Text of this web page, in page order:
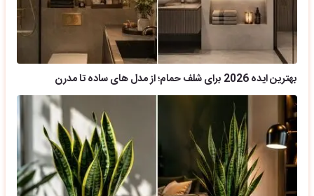
بهترین ایده 2026 برای شلف حمام؛ از مدل های ساده تا مدرن